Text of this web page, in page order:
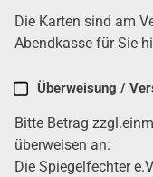
Die Karten sind am
Abend­kas­se für Sie
Über­wei­sung /
Bit­te Betrag
über­wei­sen an:
Die Spie­gel­fech­ter